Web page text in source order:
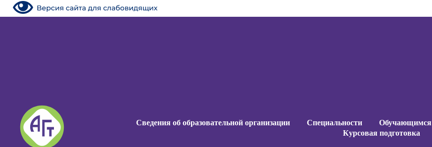
Сведения об образовательной организации Специальности Обучающимся
Курсовая подготовка